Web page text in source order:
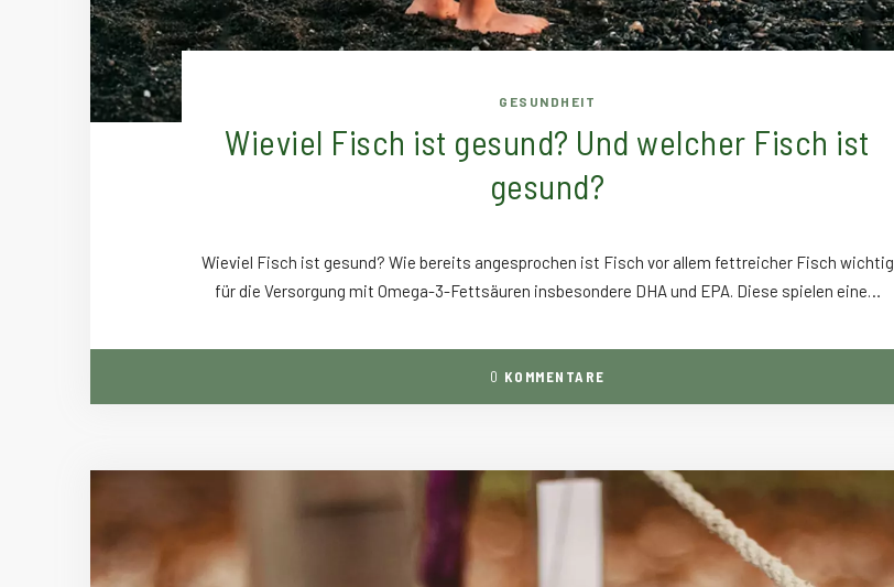
GESUNDHEIT
Wieviel Fisch ist gesund? Und welcher Fisch ist
gesund?
Wieviel Fisch ist gesund? Wie bereits angesprochen ist Fisch vor allem fettreicher Fisch wichtig
für die Versorgung mit Omega-3-Fettsäuren insbesondere DHA und EPA. Diese spielen eine…
0 KOMMENTARE